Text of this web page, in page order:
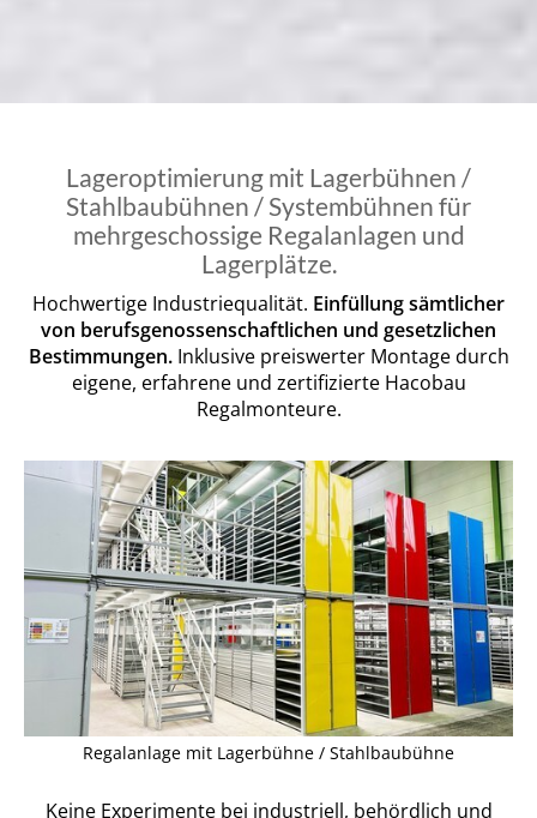
Lageroptimierung mit Lagerbühnen /
Stahlbaubühnen / Systembühnen für
mehrgeschossige Regalanlagen und
Lagerplätze.
Hochwertige Industriequalität. Einfüllung sämtlicher
von berufsgenossenschaftlichen und gesetzlichen
Bestimmungen.Inklusive preiswerter Montage durch
eigene, erfahrene und zertifizierte Hacobau
Regalmonteure.
Regalanlage mit Lagerbühne / Stahlbaubühne
Keine Experimente bei industriell, behördlich und